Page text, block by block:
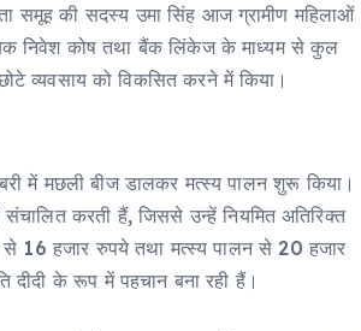
समूह की सदस्य उमा सिंह आज ग्रामीण महिलाओं
निवेश कोष तथा बैंक लिंकेज के माध्यम से कुल
व्यवसाय को विकसित करने में किया।
में मछली बीज डालकर मत्स्य पालन शुरू किया।
करती हैं, जिससे उन्हें नियमित अतिरिक्त
से 16 हजार रुपये तथा मत्स्य पालन से 20 हजार
दीदी के रूप में पहचान बना रही हैं।